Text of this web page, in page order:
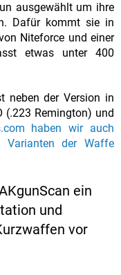
ausgewählt um ihre
Dafür kommt sie in
Niteforce und einer
etwas unter 400
neben der Version in
(.223 Remington) und
haben wir auch
der Waffe
ein
und
vor